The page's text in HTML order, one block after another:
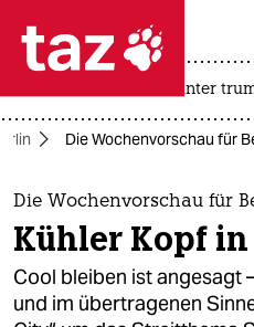
 taz zahl
taz zahl ich
themen
politik
öko
usa unter
Die Wochenvorschau für
Die Wochenvorschau für
Kühler Kopf
Cool bleiben ist angesagt
und im übertragenen